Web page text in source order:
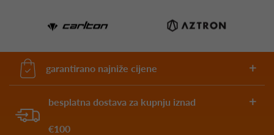
garantirano najniže cijene
besplatna dostava za kupnju iznad
€100